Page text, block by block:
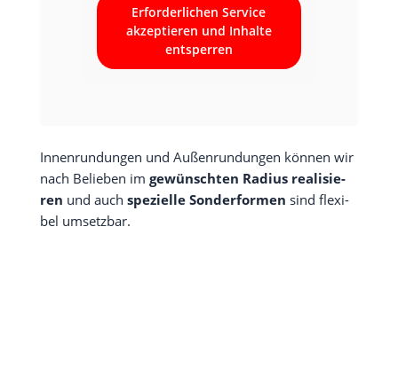
Erfor­der­li­chen Ser­vice
akzep­tie­ren und Inhal­te
ent­sper­ren
Innen­run­dun­gen und Außen­run­dun­gen kön­nen wir
nach Belie­ben im gewünsch­ten Radi­us rea­li­sie­
ren und auch spe­zi­el­le Son­der­for­men sind fle­xi­
bel umsetzbar.